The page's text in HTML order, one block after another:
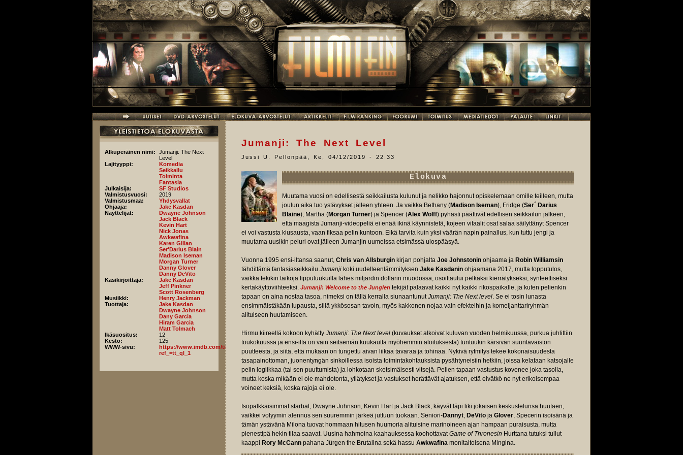
Alkuperäinen nimi:
Jumanji: The Next
Level
Lajityyppi:
Komedia
Seikkailu
Toiminta
Fantasia
Julkaisija:
SF Studios
Valmistusvuosi:
2019
Valmistusmaa:
Yhdysvallat
Ohjaaja:
Jake Kasdan
Näyttelijät:
Dwayne Johnson
Jack Black
Kevin Hart
Nick Jonas
Awkwafina
Karen Gillan
Ser'Darius Blain
Madison Iseman
Morgan Turner
Danny Glover
Danny DeVito
Käsikirjoittaja:
Jake Kasdan
Jeff Pinkner
Scott Rosenberg
Musiikki:
Henry Jackman
Tuottaja:
Jake Kasdan
Dwayne Johnson
Dany Garcia
Hiram Garcia
Matt Tolmach
Ikäsuositus:
12
Kesto:
125
WWW-sivu:
https://www.imdb.com/title/tt7975244/fullcredits?
ref_=tt_ql_1
Jumanji: The Next Level
Jussi U. Pellonpää Ke, 04/12/2019 - 22:33
Elokuva
Muutama vuosi on edellisestä seikkailusta kulunut ja nelikko hajonnut opiskelemaan omille teilleen, mutta
joulun aika tuo ystävykset jälleen yhteen. Ja vaikka Bethany (Madison Iseman), Fridge (Ser´ Darius
Blaine), Martha (Morgan Turner) ja Spencer (Alex Wolff) pyhästi päättivät edellisen seikkailun jälkeen,
että maagista Jumanji-videopeliä ei enää ikinä käynnistetä, kojeen vitaalit osat salaa säilyttänyt Spencer
ei voi vastusta kiusausta, vaan fiksaa pelin kuntoon. Eikä tarvita kuin yksi väärän napin painallus, kun tuttu jengi ja
muutama uusikin peluri ovat jälleen Jumanjin uumeissa etsimässä ulospääsyä.
Vuonna 1995 ensi-iltansa saanut, Chris van Allsburgin kirjan pohjalta Joe Johnstonin ohjaama ja Robin Williamsin
tähdittämä fantasiaseikkailu Jumanji koki uudelleenlämmityksen Jake Kasdanin ohjaamana 2017, mutta lopputulos,
vaikka tekikin taikoja lippuluukuilla lähes miljardin dollarin muodossa, osoittautui pelkäksi kierrätykseksi, synteettiseksi
kertakäyttöviihteeksi. Jumanji: Welcome to the Junglen tekijät palaavat kaikki nyt kaikki rikospaikalle, ja kuten pelienkin
tapaan on aina nostaa tasoa, nimeksi on tällä kerralla siunaantunutJumanji: The Next level. Se ei tosin lunasta
ensimmäistäkään lupausta, sillä ykkösosan tavoin, myös kakkonen nojaa vain efekteihin ja komeljanttariryhmän
alituiseen huutamiseen.
Hirmu kiireellä kokoon kyhätty Jumanji: The Next level (kuvaukset alkoivat kuluvan vuoden helmikuussa, purkua juhlittiin
toukokuussa ja ensi-ilta on vain seitsemän kuukautta myöhemmin aloituksesta) tuntuukin kärsivän suuntavaiston
puutteesta, ja siitä, että mukaan on tungettu aivan liikaa tavaraa ja tohinaa. Nykivä rytmitys tekee kokonaisuudesta
tasapainottoman, juonentyngän sinkoillessa isoista toimintakohtauksista pysähtyneisiin hetkiin, joissa kelataan katsojalle
pelin logiikkaa (tai sen puuttumista) ja lohkotaan sketsimäisesti vitsejä. Pelien tapaan vastustus kovenee joka tasolla,
mutta koska mikään ei ole mahdotonta, yllätykset ja vastukset herättävät ajatuksen, että eivätkö ne nyt erikoisempaa
voineet keksiä, koska rajoja ei ole.
Isopalkkaisimmat starbat, Dwayne Johnson, Kevin Hart ja Jack Black, käyvät läpi liki jokaisen keskustelunsa huutaen,
vaikkei volyymin alennus sen suuremmin järkeä juttuun tuokaan. Seniori-Dannyt, DeVito ja Glover, Specerin isoisänä ja
tämän ystävänä Milona tuovat hommaan hitusen huumoria alituisine marinoineen ajan hampaan puraisusta, mutta
pienestipä hekin tilaa saavat. Uusina hahmoina kaahauksessa koohottavatGame of Thronesin Hurttana tutuksi tullut
kaappi Rory McCann pahana Jürgen the Brutalina sekä hassu Awkwafina monitaitoisena Mingina.